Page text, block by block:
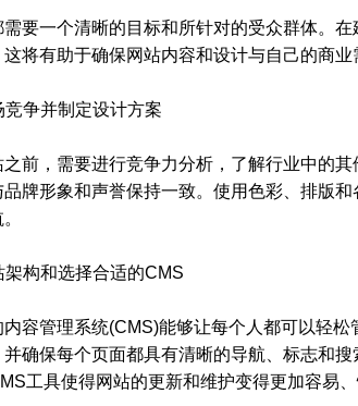
要一个清晰的目标和所针对的受众群体。
将有助于确保网站内容和设计与自己的商业
竞争并制定设计方案
前，需要进行竞争力分析，了解行业中的
品牌形象和声誉保持一致。使用色彩、排版
架构和选择合适的CMS
容管理系统(CMS)能够让每个人都可以轻
确保每个页面都具有清晰的导航、标志和
工具使得网站的更新和维护变得更加容易、